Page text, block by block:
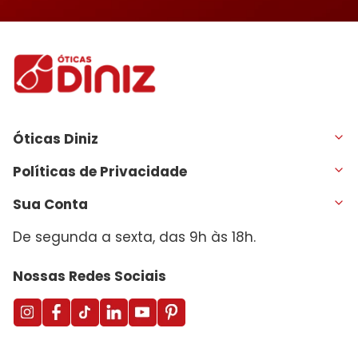
Óticas Diniz
Políticas de Privacidade
Sua Conta
De segunda a sexta, das 9h às 18h.
Nossas Redes Sociais